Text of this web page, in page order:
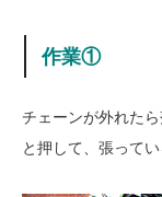
作業①
チェーンが外れた
と押して、張って